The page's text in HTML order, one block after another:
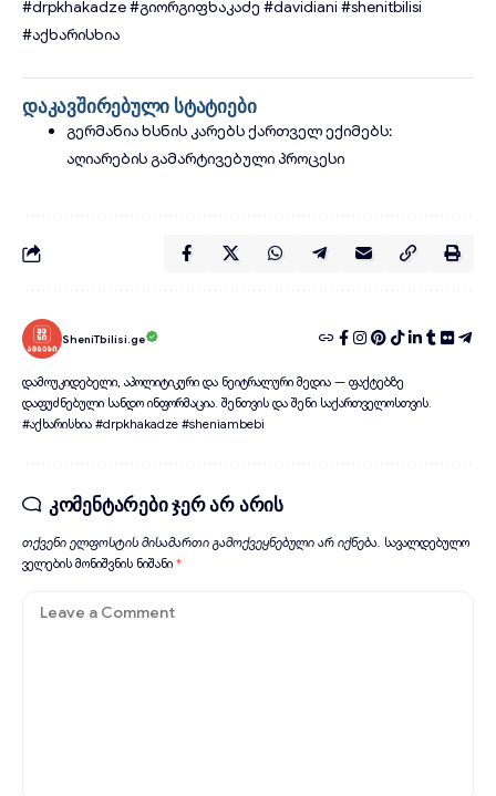
#drpkhakadze#გიორგიფხაკაძე #davidiani #shenitbilisi
#აქხარისხია
დაკავშირებული სტატიები
გერმანია ხსნის კარებს ქართველ ექიმებს:
აღიარების გამარტივებული პროცესი
SheniTbilisi.ge
დამოუკიდებელი, აპოლიტიკური და ნეიტრალური მედია — ფაქტებზე
დაფუძნებული სანდო ინფორმაცია. შენთვის და შენი საქართველოსთვის.
#აქხარისხია #drpkhakadze #sheniambebi
კომენტარები ჯერ არ არის
თქვენი ელფოსტის მისამართი გამოქვეყნებული არ იქნება. სავალდებულო
ველების მონიშვნის ნიშანი *